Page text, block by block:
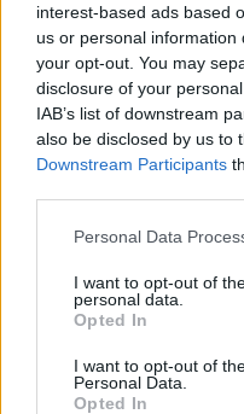
interest-based ads based
us or personal
your opt-out. You may
disclosure of your
IAB’s list of downstream
also be disclosed by us to
Downstream Participants
Personal Data
I want to opt-out of
personal data.
Opted In
I want to opt-out of
Personal Data.
Opted In
▲ Obr č. 17 - DAB
Praha - město 6A 43
Multiplex R15